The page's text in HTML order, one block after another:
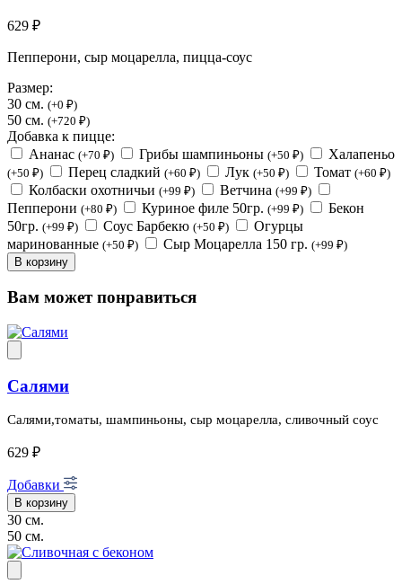
629 ₽
Пепперони, сыр моцарелла, пицца-соус
Размер:
30 см. (+0 ₽)
50 см. (+720 ₽)
Добавка к пицце:
Ананас (+70 ₽) Грибы шампиньоны (+50 ₽) Халапеньо
(+50 ₽) Перец сладкий (+60 ₽) Лук (+50 ₽) Томат (+60 ₽)
Колбаски охотничьи (+99 ₽) Ветчина (+99 ₽)
Пепперони (+80 ₽) Куриное филе 50гр. (+99 ₽)
Бекон
50гр. (+99 ₽) Соус Барбекю (+50 ₽)
Огурцы
маринованные (+50 ₽) Сыр Моцарелла 150 гр. (+99 ₽)
В корзину
Вам может понравиться
Салями
Салями,томаты, шампиньоны, сыр моцарелла, сливочный соус
629 ₽
Добавки
В корзину
30 см.
50 см.